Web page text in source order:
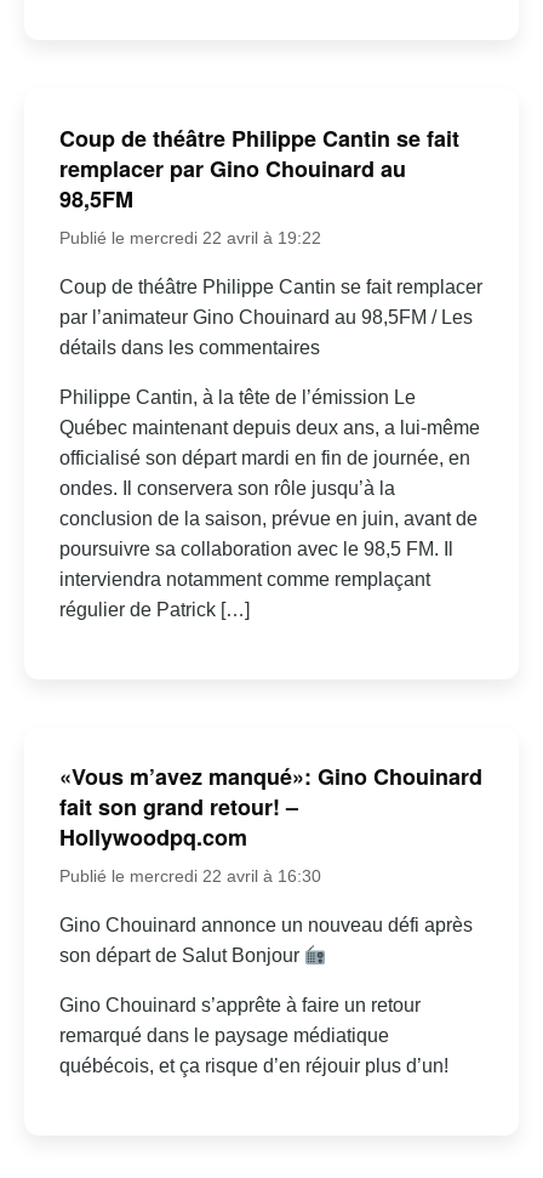
Coup de théâtre Philippe Cantin se fait
remplacer par Gino Chouinard au
98,5FM
Publié le mercredi 22 avril à 19:22
Coup de théâtre Philippe Cantin se fait remplacer
par l’animateur Gino Chouinard au 98,5FM / Les
détails dans les commentaires
Philippe Cantin, à la tête de l’émission Le
Québec maintenant depuis deux ans, a lui-même
officialisé son départ mardi en fin de journée, en
ondes. Il conservera son rôle jusqu’à la
conclusion de la saison, prévue en juin, avant de
poursuivre sa collaboration avec le 98,5 FM. Il
interviendra notamment comme remplaçant
régulier de Patrick […]
«Vous m’avez manqué»: Gino Chouinard
fait son grand retour! –
Hollywoodpq.com
Publié le mercredi 22 avril à 16:30
Gino Chouinard annonce un nouveau défi après
son départ de Salut Bonjour
Gino Chouinard s’apprête à faire un retour
remarqué dans le paysage médiatique
québécois, et ça risque d’en réjouir plus d’un!